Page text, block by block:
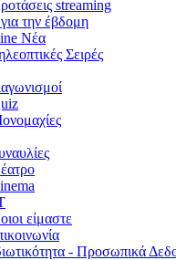
streaming
την έβδομη
Νέα
Σειρές
είμαστε
- Προσωπικά